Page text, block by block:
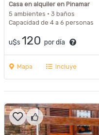
Casa en alquiler en Pinamar
5 ambientes · 3 baños
Capacidad de 4 a 6 personas
u$s 120 por día
Mapa Incluye